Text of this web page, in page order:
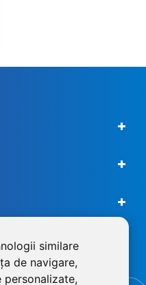
similare
de navigare,
personalizate,